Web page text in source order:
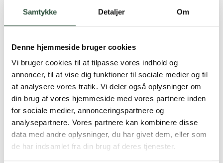
Samtykke Detaljer Om
Denne hjemmeside bruger cookies
Vi bruger cookies til at tilpasse vores indhold og
annoncer, til at vise dig funktioner til sociale medier og til
at analysere vores trafik. Vi deler også oplysninger om
din brug af vores hjemmeside med vores partnere inden
for sociale medier, annonceringspartnere og
analysepartnere. Vores partnere kan kombinere disse
data med andre oplysninger, du har givet dem, eller som
de har indsamlet fra din brug af deres tjenester.
Hurtig levering (30 min. i Kbh)
Faste lave priser*
*Gælder ikke ernæringsprodukter.
Stort udvalg af kendte
produkter
Vi tilbyder et stort udvalg af kendte
cremer, vitaminer og andre spændende
produkter – altid til fast lav pris.
Læs mere om Uglecare.dk her